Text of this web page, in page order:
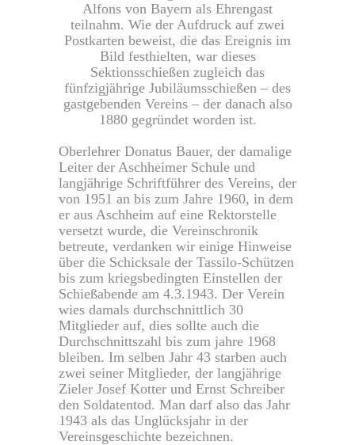
Alfons von Bayern als Ehrengast
teilnahm. Wie der Aufdruck auf zwei
Postkarten beweist, die das Ereignis im
Bild festhielten, war dieses
Sektionsschießen zugleich das
fünfzigjährige Jubiläumsschießen – des
gastgebenden Vereins – der danach also
1880 gegründet worden ist.
Oberlehrer Donatus Bauer, der damalige
Leiter der Aschheimer Schule und
langjährige Schriftführer des Vereins, der
von 1951 an bis zum Jahre 1960, in dem
er aus Aschheim auf eine Rektorstelle
versetzt wurde, die Vereinschronik
betreute, verdanken wir einige Hinweise
über die Schicksale der Tassilo-Schützen
bis zum kriegsbedingten Einstellen der
Schießabende am 4.3.1943. Der Verein
wies damals durchschnittlich 30
Mitglieder auf, dies sollte auch die
Durchschnittszahl bis zum jahre 1968
bleiben. Im selben Jahr 43 starben auch
zwei seiner Mitglieder, der langjährige
Zieler Josef Kotter und Ernst Schreiber
den Soldatentod. Man darf also das Jahr
1943 als das Unglücksjahr in der
Vereinsgeschichte bezeichnen.